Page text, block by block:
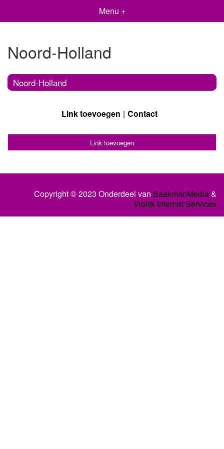
Menu +
Noord-Holland
Noord-Holland
Link toevoegen Contact
Link toevoegen
Copyright © 2023 Onderdeel van BaakmanMedia&
Vrolijk Internet Services